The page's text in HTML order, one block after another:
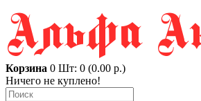
Корзина 0 Шт: 0 (0.00 р.)
Ничего не куплено!